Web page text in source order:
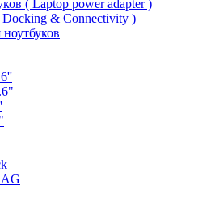
( Laptop power adapter )
& Connectivity )